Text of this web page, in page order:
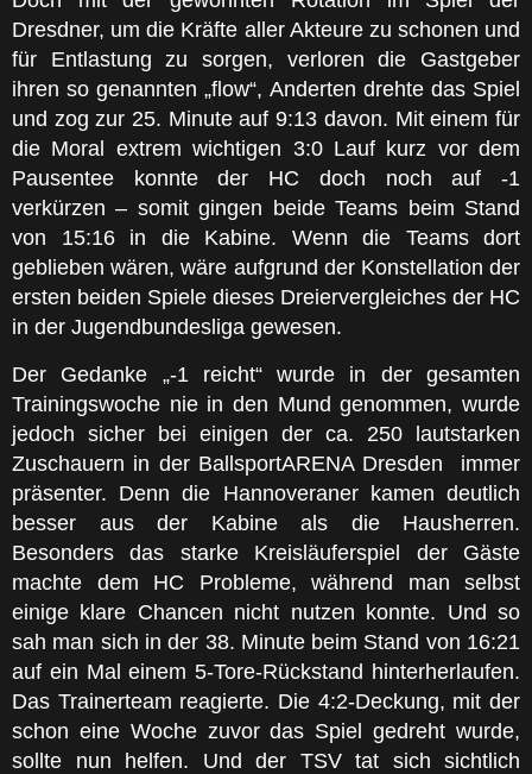
Dresdner, um die Kräfte aller Akteure zu schonen und
für Entlastung zu sorgen, verloren die Gastgeber
ihren so genannten „flow“, Anderten drehte das Spiel
und zog zur 25. Minute auf 9:13 davon. Mit einem für
die Moral extrem wichtigen 3:0 Lauf kurz vor dem
Pausentee konnte der HC doch noch auf -1
verkürzen – somit gingen beide Teams beim Stand
von 15:16 in die Kabine. Wenn die Teams dort
geblieben wären, wäre aufgrund der Konstellation der
ersten beiden Spiele dieses Dreiervergleiches der HC
in der Jugendbundesliga gewesen.
Der Gedanke „-1 reicht“ wurde in der gesamten
Trainingswoche nie in den Mund genommen, wurde
jedoch sicher bei einigen der ca. 250 lautstarken
Zuschauern in der BallsportARENA Dresden immer
präsenter. Denn die Hannoveraner kamen deutlich
besser aus der Kabine als die Hausherren.
Besonders das starke Kreisläuferspiel der Gäste
machte dem HC Probleme, während man selbst
einige klare Chancen nicht nutzen konnte. Und so
sah man sich in der 38. Minute beim Stand von 16:21
auf ein Mal einem 5-Tore-Rückstand hinterherlaufen.
Das Trainerteam reagierte. Die 4:2-Deckung, mit der
schon eine Woche zuvor das Spiel gedreht wurde,
sollte nun helfen. Und der TSV tat sich sichtlich